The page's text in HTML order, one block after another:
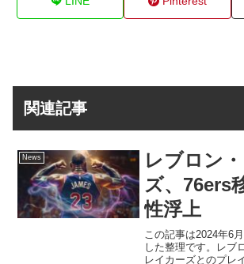
関連記事
News
レブロン
ズ、76ers
性浮上
この記事は2024年6
した整理です。レブ
レイカーズとのプレ